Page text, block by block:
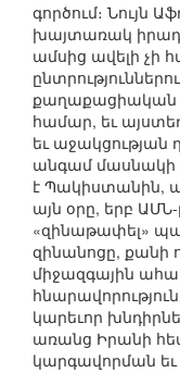
գործում։ Նույն
խայտառակ
ամսից ավելի
քաղաքացիական
համար, եւ
եւ աջակցության
անգամ մասնակի
է Պակիստանին,
այն օրը, երբ
«զինաթափել»
զինանոցը, քանի
միջազգային
կարեւոր
առանց Իրանի
կարգավորման եւ